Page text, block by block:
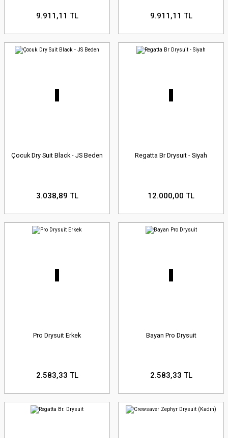
9.911,11 TL 9.911,11 TL
Çocuk Dry Suit Black - JS Beden
3.038,89 TL
Regatta Br Drysuit - Siyah
12.000,00 TL
Pro Drysuit Erkek
2.583,33 TL
Bayan Pro Drysuit
2.583,33 TL